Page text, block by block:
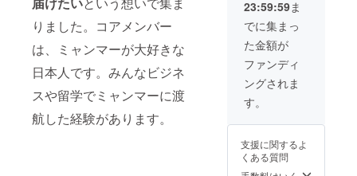
りました。コアメンバー
は、ミャンマーが大好きな
日本人です。みんなビジネ
スや留学でミャンマーに渡
航した経験があります。
AUNG
COFFE
Eさんの
ご提供
で、産
地の異
なる
コー
ヒーを
ドリッ
プバッ
見守
り、サ
ポート
してい
きたい
と思い
ます。
コー
ハーブ
ティー
①オン
ライン
にて、
イデア
ITカ
レッジ
阿蘇の
ミャン
学生と
の交流
学生か
らのお
手紙
（2022
年4月
頃） ⑥
活動報
年4月頃
年4月ま
で年1回
ミュニ
ティへ
のご招
待 ④
ミャン
マー
コー
ドリッ
グ3袋
（2022
23:59:59ま
でに集まっ
た金額が
ファンディ
ングされま
す。
支援に関するよ
くある質問